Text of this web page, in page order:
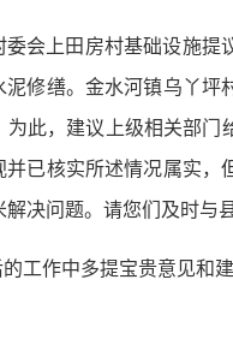
会上田房村基础设施
修缮。金水河镇乌丫
此，建议上级相关部
已核实所述情况属实
决问题。请您们及时与
工作中多提宝贵意见和建